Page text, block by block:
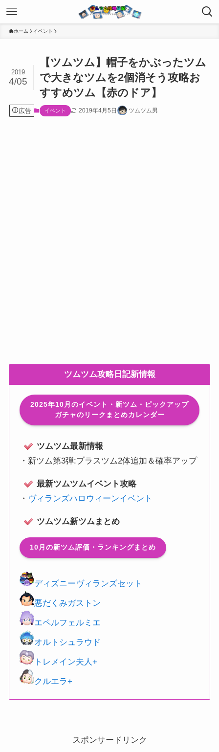
ホーム イベント
【ツムツム】帽子をかぶったツム
で大きなツムを2個消そう攻略お
すすめツム【赤のドア】
2019
4/05
広告 イベント 2019年4月5日 ツムツム男
ツムツム攻略日記新情報
2025年10月のイベント・新ツム・ピックアップ
ガチャのリークまとめカレンダー
ツムツム最新情報
・ 新ツム第3弾:プラスツム2体追加＆確率アップ
最新ツムツムイベント攻略
・ ヴィランズハロウィーンイベント
ツムツム新ツムまとめ
10月の新ツム評価・ランキングまとめ
ディズニーヴィランズセット
悪だくみガストン
エペルフェルミエ
オルトシュラウド
トレメイン夫人+
クルエラ+
スポンサードリンク